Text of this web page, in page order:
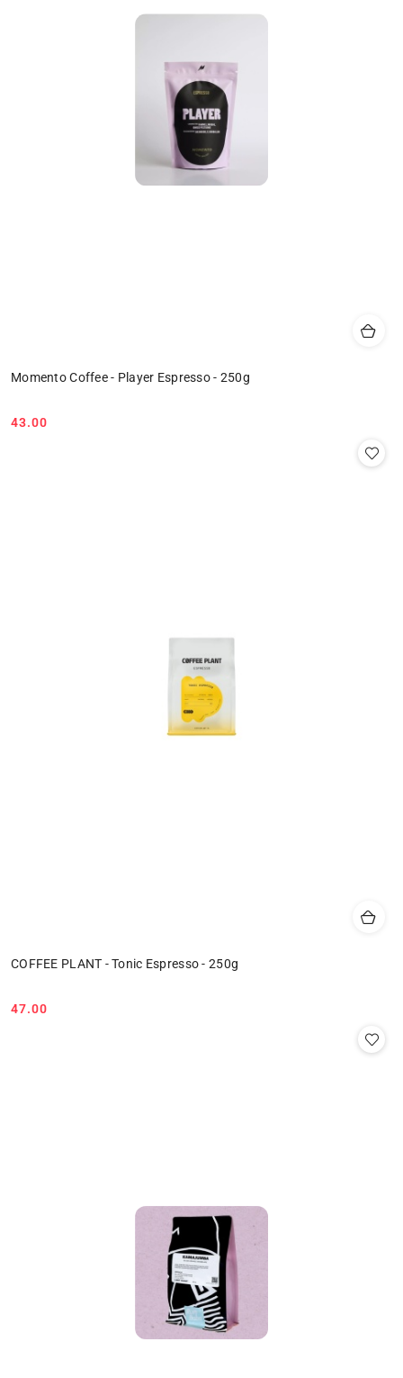
Momento Coffee - Player Espresso - 250g
Cena:
43.00
COFFEE PLANT - Tonic Espresso - 250g
Cena:
47.00